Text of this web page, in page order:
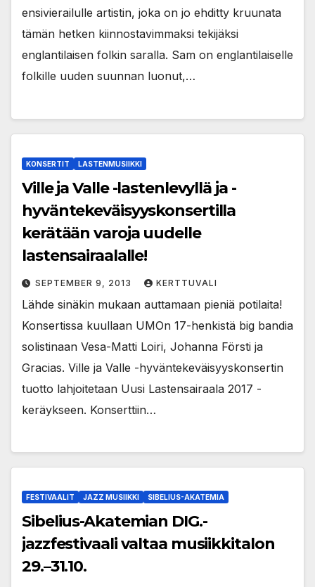
ensivierailulle artistin, joka on jo ehditty kruunata
tämän hetken kiinnostavimmaksi tekijäksi
englantilaisen folkin saralla. Sam on englantilaiselle
folkille uuden suunnan luonut,…
KONSERTIT LASTENMUSIIKKI
Ville ja Valle -lastenlevyllä ja -
hyväntekeväisyyskonsertilla
kerätään varoja uudelle
lastensairaalalle!
SEPTEMBER 9, 2013 KERTTUVALI
Lähde sinäkin mukaan auttamaan pieniä potilaita!
Konsertissa kuullaan UMOn 17-henkistä big bandia
solistinaan Vesa-Matti Loiri, Johanna Försti ja
Gracias. Ville ja Valle -hyväntekeväisyyskonsertin
tuotto lahjoitetaan Uusi Lastensairaala 2017 -
keräykseen. Konserttiin…
FESTIVAALIT JAZZ MUSIIKKI SIBELIUS-AKATEMIA
Sibelius-Akatemian DIG.-
jazzfestivaali valtaa musiikkitalon
29.–31.10.